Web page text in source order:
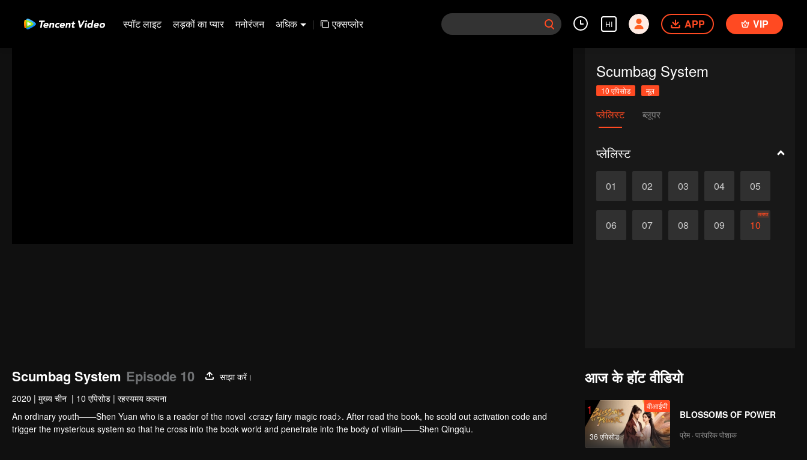
स्पॉट लाइट लड़कों का प्यार मनोरंजन अधिक | एक्सप्लोर HI APP VIP
Scumbag System
10 एपिसोड मूल
प्लेलिस्ट ब्लूपर
प्लेलिस्ट
01 02 03 04 05
06 07 08 09 10
समाप्त
Scumbag System Episode 10
साझा करें।
2020 | मुख्य चीन | 10 एपिसोड | रहस्यमय कल्पना
An ordinary youth——Shen Yuan who is a reader of the novel <crazy fairy magic road>. After read the book, he scold out activation code and
trigger the mysterious system so that he cross into the book world and penetrate into the body of villain——Shen Qingqiu.
आज के हॉट वीडियो
1
36 एपिसोड
वीआईपी
BLOSSOMS OF POWER
प्रेम · पारंपरिक पोशाक